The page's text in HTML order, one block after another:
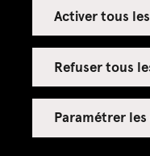
Activer tous
Refuser tous
Paramétrer
Espace presse
Espace
Espace
Crédits